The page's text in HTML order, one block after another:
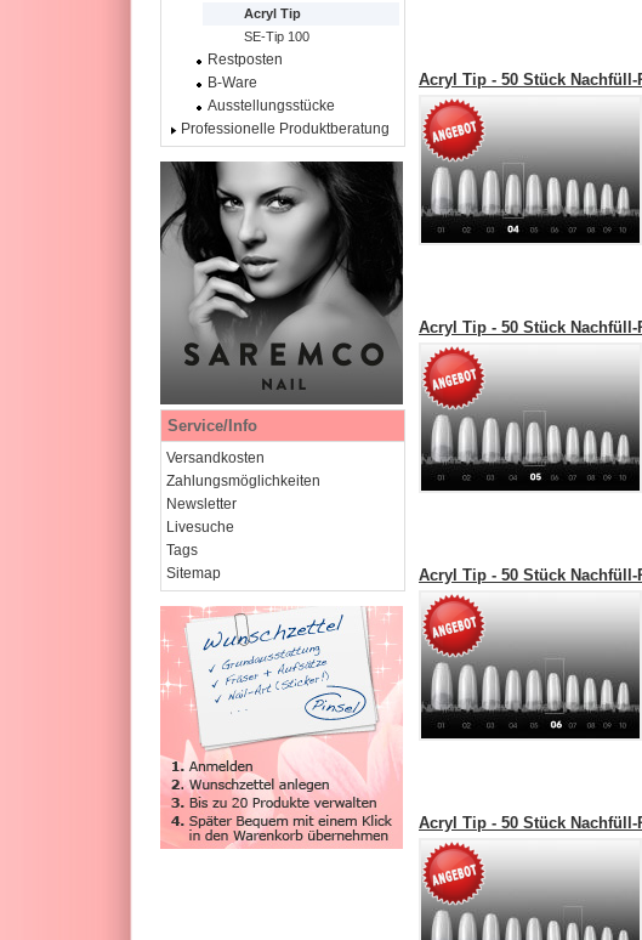
Acryl Tip - 50 Stück Nachfüll-
Acryl Tip - 50 Stück Nachfüll-
Acryl Tip - 50 Stück Nachfüll-
Acryl Tip - 50 Stück Nachfüll-
Acryl Tip
SE-Tip 100
Restposten
B-Ware
Ausstellungsstücke
Professionelle Produktberatung
Service/Info
Versandkosten
Zahlungsmöglichkeiten
Newsletter
Livesuche
Tags
Sitemap